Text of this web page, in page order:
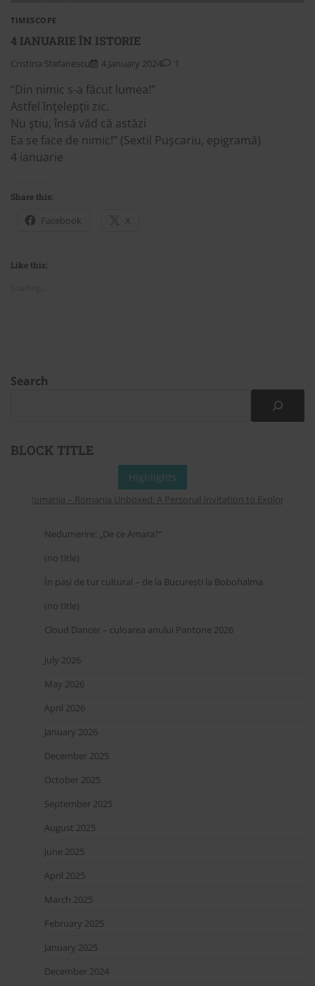
TIMESCOPE
4 IANUARIE ÎN ISTORIE
Cristina Stefanescu 4 January 2024 1
“Din nimic s-a făcut lumea!”
Astfel înţelepţii zic.
Nu ştiu, însă văd că astăzi
Ea se face de nimic!” (Sextil Pușcariu, epigramă)
4 ianuarie
Share this:
Facebook X
Like this:
Search
BLOCK TITLE
Highlights
Romania – Romania Unboxed: A Personal Invitation to Explore
Nedumerire: „De ce Amara?”
(no title)
În pași de tur cultural – de la București la Bobohalma
(no title)
Cloud Dancer – culoarea anului Pantone 2026
July 2026
May 2026
April 2026
January 2026
December 2025
October 2025
September 2025
August 2025
June 2025
April 2025
March 2025
February 2025
January 2025
December 2024